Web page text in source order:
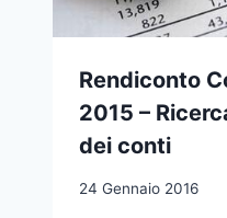
Rendiconto
2015 –
dei conti
24 Gennaio 2016